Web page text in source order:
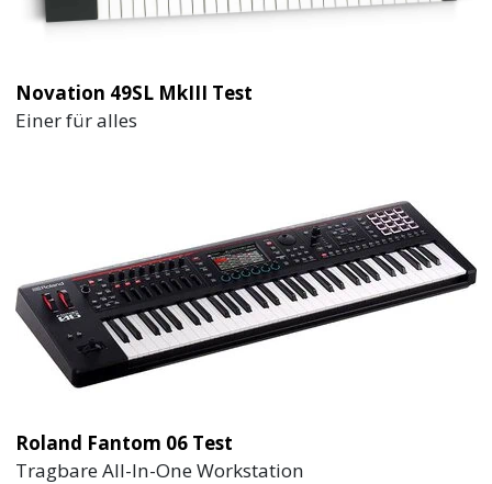
Novation 49SL MkIII Test
Einer für alles
Roland Fantom 06 Test
Tragbare All-In-One Workstation